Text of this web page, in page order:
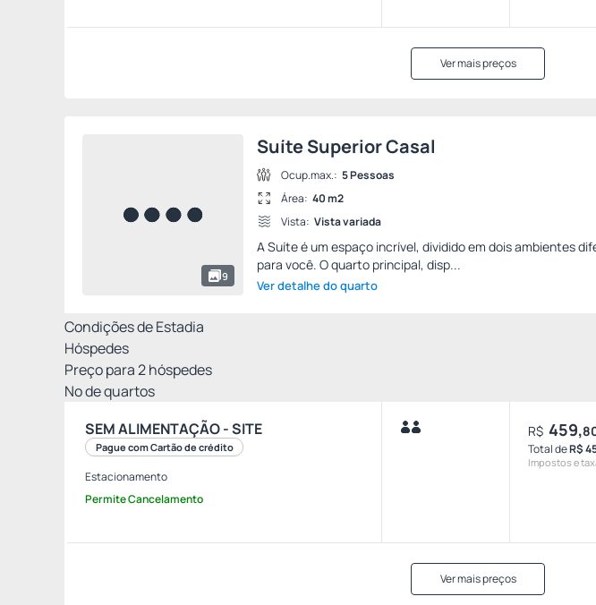
Ver mais preços
9
Suíte Superior Casal
Ocup.max.: 5 Pessoas
Área: 40 m2
Vista: Vista variada
A Suíte é um espaço incrível, dividido em dois ambientes
para você. O quarto principal, disp...
Ver detalhe do quarto
Condições de Estadia
Hóspedes
Preço para2hóspedes
Nº de quartos
SEM ALIMENTAÇÃO - SITE
Pague com Cartão de crédito
Estacionamento
Permite Cancelamento
R$ 459,
Total deR$
Impostos e
Ver mais preços